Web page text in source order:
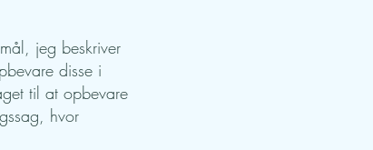
jeg beskriver
disse i
til at opbevare
hvor